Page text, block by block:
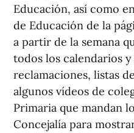
Educación, así como
de Educación de la
a partir de la semana
todos los calendarios
reclamaciones, listas
algunos vídeos de
Primaria que mandan
Concejalía para